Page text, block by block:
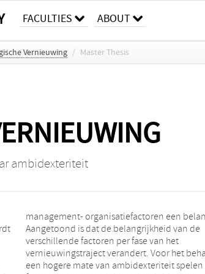
FACULTIES ABOUT
Vernieuwing / Master Thesis
ambidexteriteit